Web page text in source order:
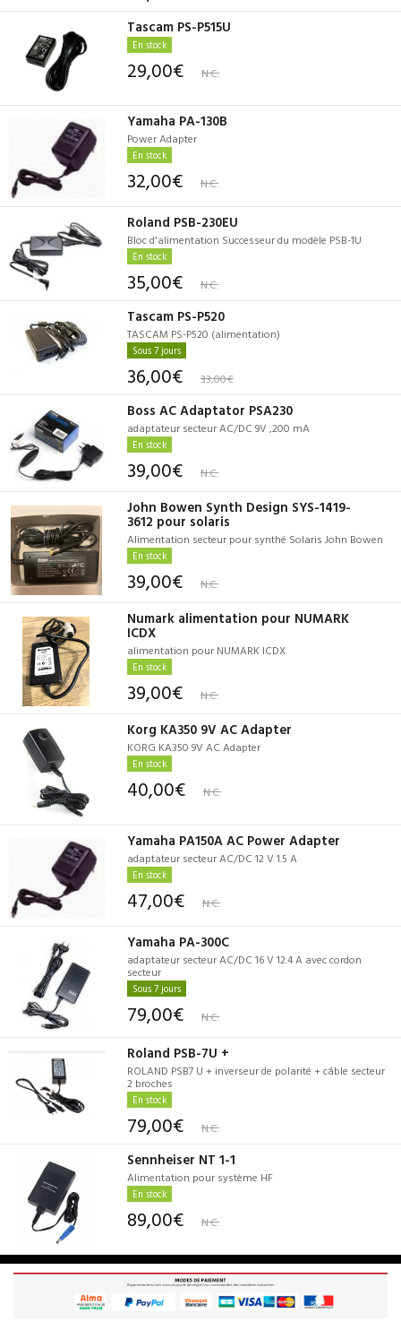
Tascam PS-P515U
En stock
29,00€ N.C.
Yamaha PA-130B
Power Adapter
En stock
32,00€ N.C.
Roland PSB-230EU
Bloc d'alimentation Successeur du modèle PSB-1U
En stock
35,00€ N.C.
Tascam PS-P520
TASCAM PS-P520 (alimentation)
Sous 7 jours
36,00€ 33,00€
Boss AC Adaptator PSA230
adaptateur secteur AC/DC 9V ,200 mA
En stock
39,00€ N.C.
John Bowen Synth Design SYS-1419-
3612 pour solaris
Alimentation secteur pour synthé Solaris John Bowen
En stock
39,00€ N.C.
Numark alimentation pour NUMARK
ICDX
alimentation pour NUMARK ICDX
En stock
39,00€ N.C.
Korg KA350 9V AC Adapter
KORG KA350 9V AC Adapter
En stock
40,00€ N.C.
Yamaha PA150A AC Power Adapter
adaptateur secteur AC/DC 12 V 1.5 A
En stock
47,00€ N.C.
Yamaha PA-300C
adaptateur secteur AC/DC 16 V 12.4 A avec cordon
secteur
Sous 7 jours
79,00€ N.C.
Roland PSB-7U +
ROLAND PSB7 U + inverseur de polarité + câble secteur
2 broches
En stock
79,00€ N.C.
Sennheiser NT 1-1
Alimentation pour système HF
En stock
89,00€ N.C.